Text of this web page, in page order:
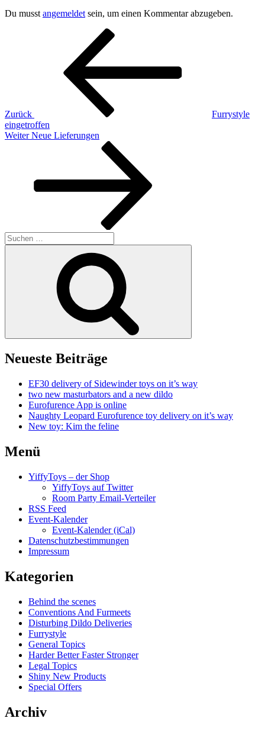
Du musst angemeldet sein, um einen Kommentar abzugeben.
Beitragsnavigation
Zurück
Furrystyle
eingetroffen
Nächster
Weiter Neue Lieferungen
Suchen
nach:
Neueste Beiträge
EF30 delivery of Sidewinder toys on it’s way
two new masturbators and a new dildo
Eurofurence App is online
Naughty Leopard Eurofurence toy delivery on it’s way
New toy: Kim the feline
Menü
YiffyToys – der Shop
YiffyToys auf Twitter
Room Party Email-Verteiler
RSS Feed
Event-Kalender
Event-Kalender (iCal)
Datenschutzbestimmungen
Impressum
Kategorien
Behind the scenes
Conventions And Furmeets
Disturbing Dildo Deliveries
Furrystyle
General Topics
Harder Better Faster Stronger
Legal Topics
Shiny New Products
Special Offers
Archiv